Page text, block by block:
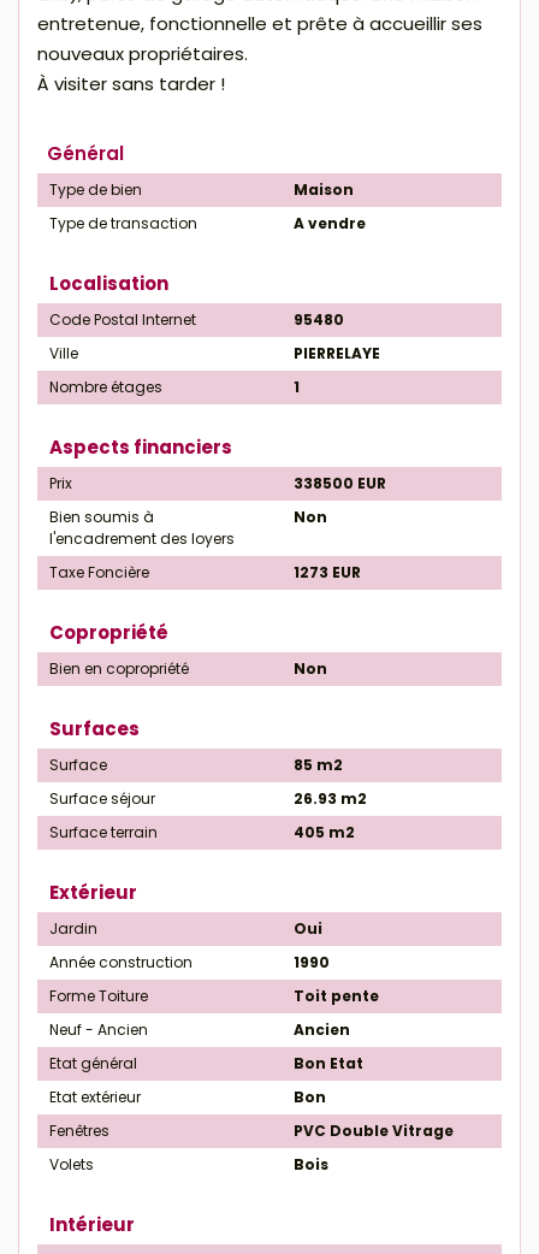
entretenue, fonctionnelle et prête à accueillir ses
nouveaux propriétaires.
À visiter sans tarder !
Général
Type de bien
Maison
Type de transaction
A vendre
Localisation
Code Postal Internet
95480
Ville
PIERRELAYE
Nombre étages
1
Aspects financiers
Prix
338500 EUR
Bien soumis à
l'encadrement des loyers
Non
Taxe Foncière 1273 EUR
Copropriété
Bien en copropriété Non
Surfaces
Surface
85 m2
Surface séjour
26.93 m2
Surface terrain
405 m2
Extérieur
Jardin
Oui
Année construction
1990
Forme Toiture
Toit pente
Neuf - Ancien
Ancien
Etat général
Bon Etat
Etat extérieur
Bon
Fenêtres
PVC Double Vitrage
Volets
Bois
Intérieur